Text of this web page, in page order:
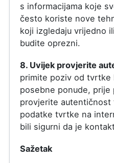
s informacijama koje
često koriste nove
koji izgledaju vrijedno
budite oprezni.
8. Uvijek provjerite
primite poziv od tvrtke
posebne ponude, prije
provjerite
podatke tvrtke na
bili sigurni da je
Sažetak